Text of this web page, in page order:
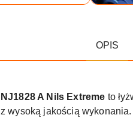
OPIS
NJ1828 A Nils Extreme to
z wysoką jakością wykonania.